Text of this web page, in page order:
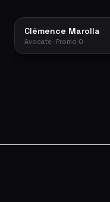
Clémence Marolla
Avocate · Promo 0